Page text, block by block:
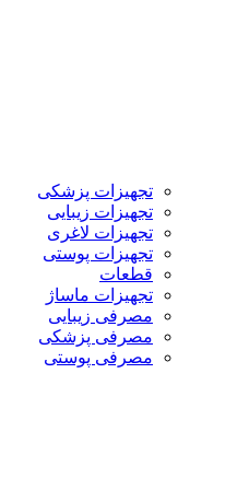
تجهیزات پزشکی
تجهیزات زیبایی
تجهیزات لاغری
تجهیزات پوستی
قطعات
تجهیزات ماساژ
مصرفی زیبایی
مصرفی پزشکی
مصرفی پوستی